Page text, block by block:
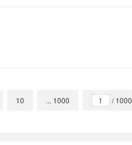
10 ... 1000 /